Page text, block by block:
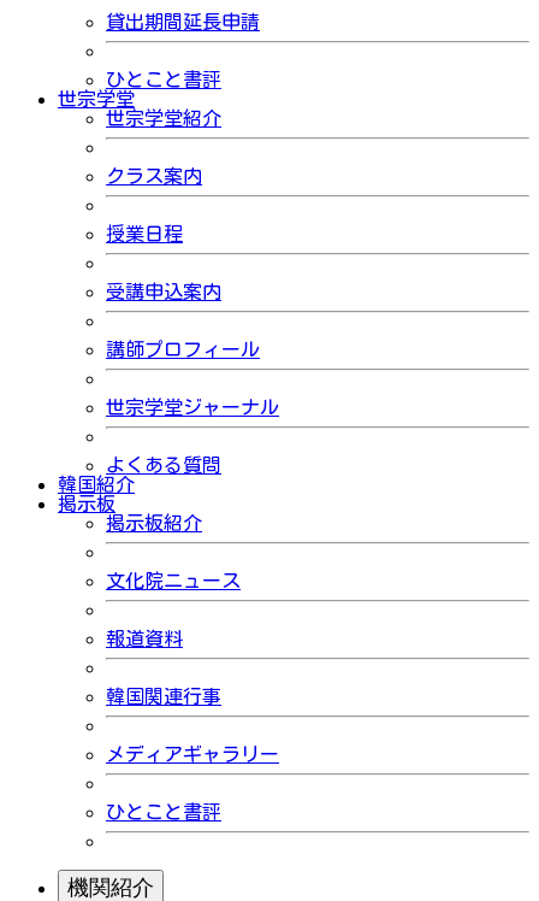
貸出期間延長申請
ひとこと書評
世宗学堂
世宗学堂紹介
クラス案内
授業日程
受講申込案内
講師プロフィール
世宗学堂ジャーナル
よくある質問
韓国紹介
掲示板
掲示板紹介
文化院ニュース
報道資料
韓国関連行事
メディアギャラリー
ひとこと書評
機関紹介